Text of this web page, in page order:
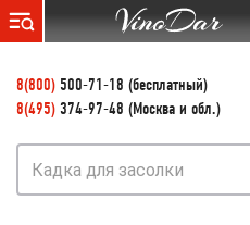
8(800) 500-71-18 (бесплатный)
8(495) 374-97-48 (Москва и обл.)